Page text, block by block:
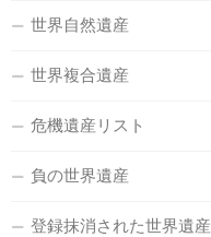
世界自然遺産
世界複合遺産
危機遺産リスト
負の世界遺産
登録抹消された世界遺産